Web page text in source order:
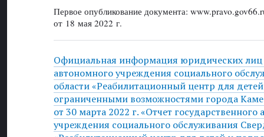
Первое опубликование документа:
от 18 мая 2022 г.
Официальная информация юридических лиц
автономного учреждения социального
области «Реабилитационный центр для
ограниченными возможностями города
от 30 марта 2022 г. «Отчет государственного
учреждения социального обслуживания